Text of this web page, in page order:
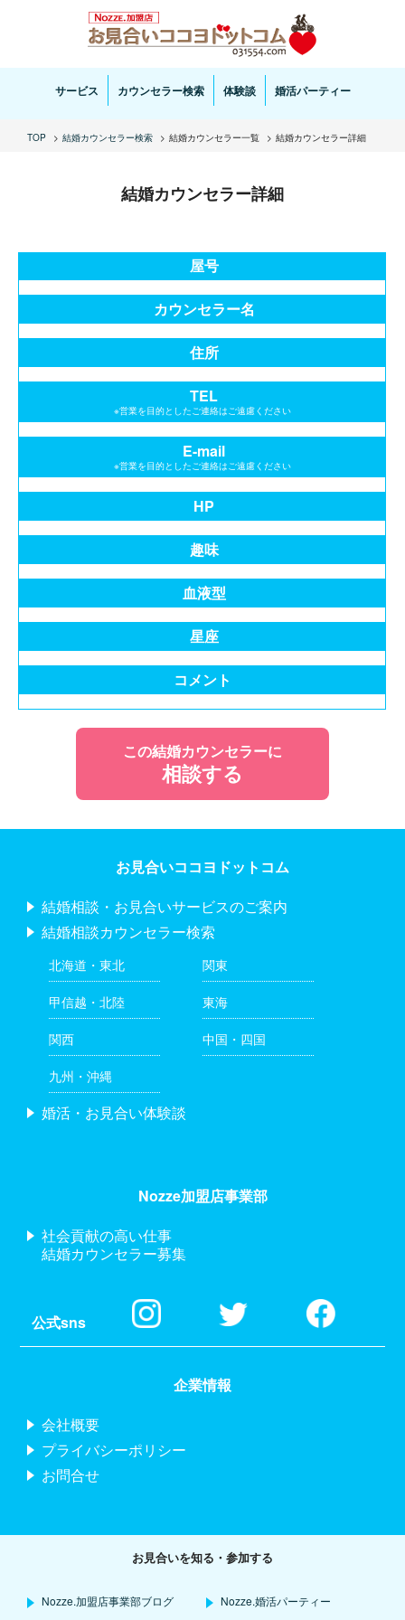
お見合い・結婚相談ならお見合いココヨドットコムへ。専任の結婚カウンセラーがサポートいた
します。
サービス カウンセラー検索 体験談 婚活パーティー
TOP 結婚カウンセラー検索 結婚カウンセラー一覧 結婚カウンセラー詳細
結婚カウンセラー詳細
屋号
カウンセラー名
住所
TEL
※営業を目的としたご連絡はご遠慮ください
E-mail
※営業を目的としたご連絡はご遠慮ください
HP
趣味
血液型
星座
コメント
この結婚カウンセラーに
相談する
お見合いココヨドットコム
結婚相談・お見合いサービスのご案内
結婚相談カウンセラー検索
北海道・東北 関東
甲信越・北陸 東海
関西 中国・四国
九州・沖縄
婚活・お見合い体験談
Nozze加盟店事業部
社会貢献の高い仕事
結婚カウンセラー募集
公式sns
企業情報
会社概要
プライバシーポリシー
お問合せ
お見合いを知る・参加する
Nozze.加盟店事業部ブログ Nozze.婚活パーティー